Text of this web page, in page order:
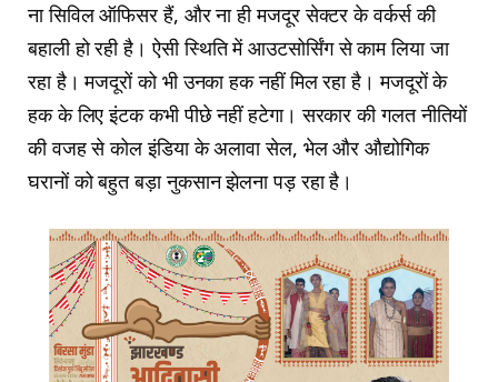
ना सिविल ऑफिसर हैं, और ना ही मजदूर सेक्टर के वर्कर्स की
बहाली हो रही है। ऐसी स्थिति में आउटसोर्सिंग से काम लिया जा
रहा है। मजदूरों को भी उनका हक नहीं मिल रहा है। मजदूरों के
हक के लिए इंटक कभी पीछे नहीं हटेगा। सरकार की गलत नीतियों
की वजह से कोल इंडिया के अलावा सेल, भेल और औद्योगिक
घरानों को बहुत बड़ा नुकसान झेलना पड़ रहा है।